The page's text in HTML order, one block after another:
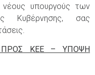
υπουργούς των
Κυβέρνησης, σας
ΠΡΟΣ ΚΕΕ – ΥΠΟΨΗ